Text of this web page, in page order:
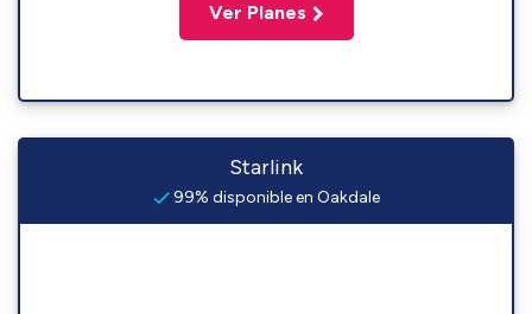
Ver Planes
Starlink
99% disponible en Oakdale